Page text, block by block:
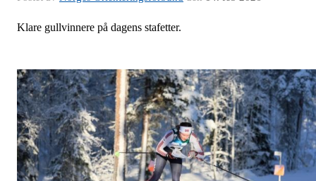
Klare gullvinnere på dagens stafetter.